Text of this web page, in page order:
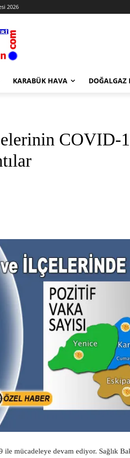
2026
KARABÜK HAVA DOĞALGAZ
COVID-
mücadeleye devam ediyor. Sağlık